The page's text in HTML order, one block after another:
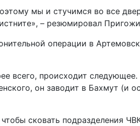
мы и стучимся во все
– резюмировал
операции в
всего, происходит
он заводит в Бахмут (и
сковать подразделения